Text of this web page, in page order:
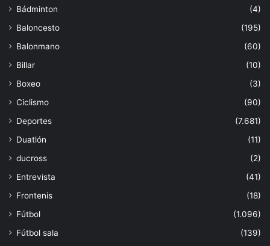
Bádminton
(4)
Baloncesto
(195)
Balonmano
(60)
Billar
(10)
Boxeo
(3)
Ciclismo
(90)
Deportes
(7.681)
Duatlón
(11)
ducross
(2)
Entrevista
(41)
Frontenis
(18)
Fútbol
(1.096)
Fútbol sala
(139)